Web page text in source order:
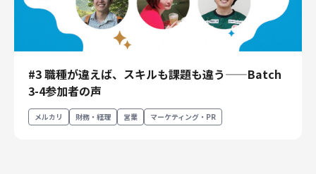
#3 職種が違えば、スキルも課題も違う——Batch
3-4参加者の声
メルカリ 財務・経理 営業 マーケティング・PR